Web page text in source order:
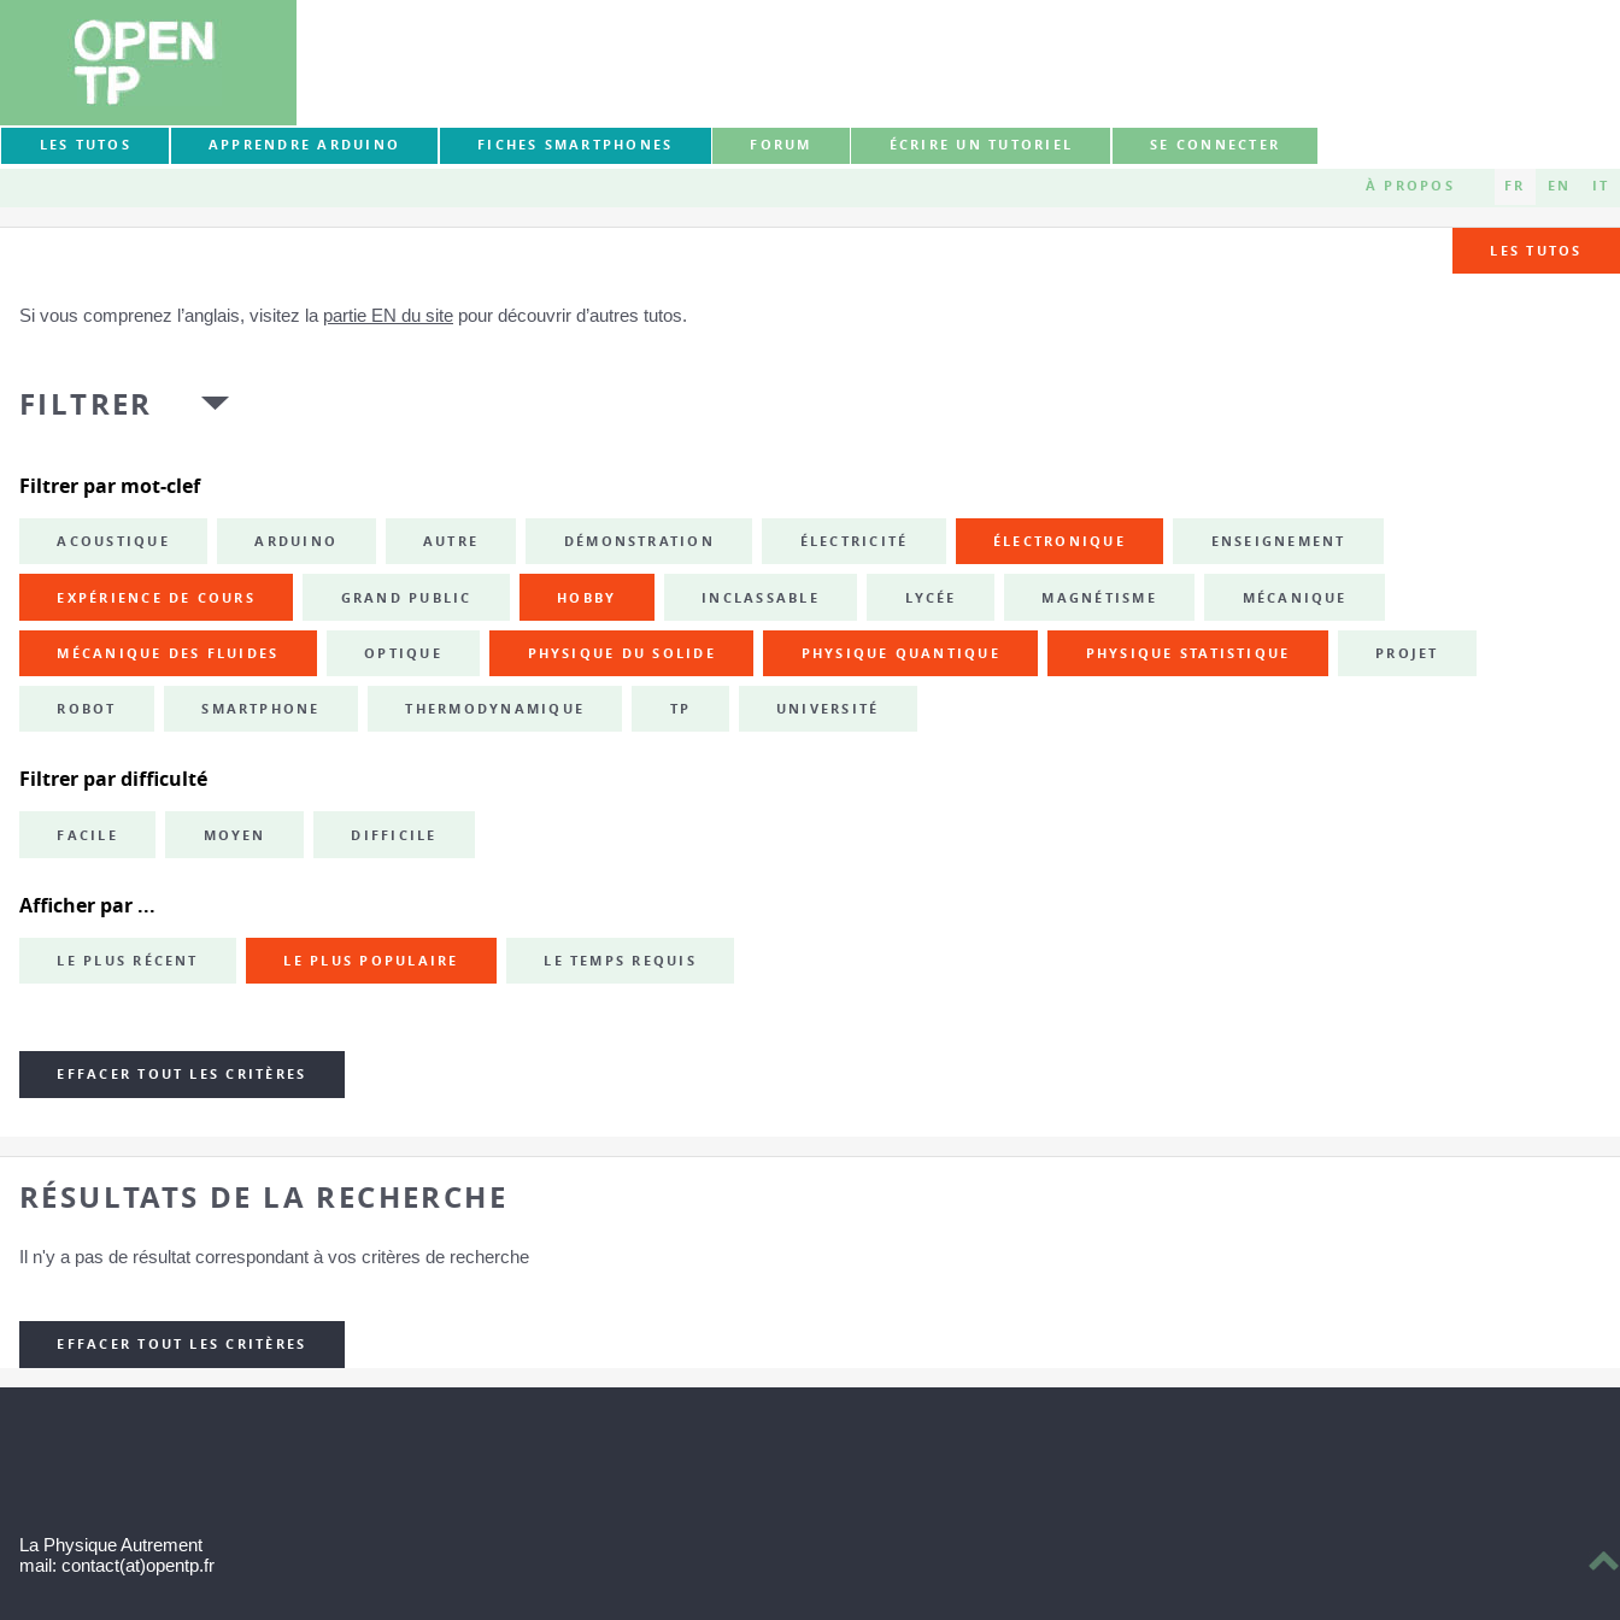
LES TUTOS APPRENDRE ARDUINO FICHES SMARTPHONES FORUM ÉCRIRE UN TUTORIEL SE CONNECTER
À PROPOS FR EN IT
LES TUTOS
Si vous comprenez l’anglais, visitez la partie EN du site pour découvrir d’autres tutos.
FILTRER
Filtrer par mot-clef
ACOUSTIQUE ARDUINO AUTRE DÉMONSTRATION ÉLECTRICITÉ ÉLECTRONIQUE ENSEIGNEMENT
EXPÉRIENCE DE COURS GRAND PUBLIC HOBBY INCLASSABLE LYCÉE MAGNÉTISME MÉCANIQUE
MÉCANIQUE DES FLUIDES OPTIQUE PHYSIQUE DU SOLIDE PHYSIQUE QUANTIQUE PHYSIQUE STATISTIQUE PROJET
ROBOT SMARTPHONE THERMODYNAMIQUE TP UNIVERSITÉ
Filtrer par difficulté
FACILE MOYEN DIFFICILE
Afficher par ...
LE PLUS RÉCENT LE PLUS POPULAIRE LE TEMPS REQUIS
EFFACER TOUT LES CRITÈRES
RÉSULTATS DE LA RECHERCHE
Il n'y a pas de résultat correspondant à vos critères de recherche
EFFACER TOUT LES CRITÈRES
La Physique Autrement
mail: contact(at)opentp.fr